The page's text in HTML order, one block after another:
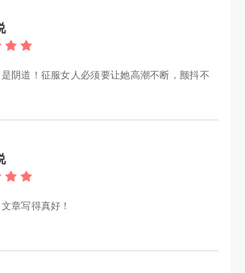
阴道！征服女人必须要让她高潮不断，颤抖不
章写得真好！